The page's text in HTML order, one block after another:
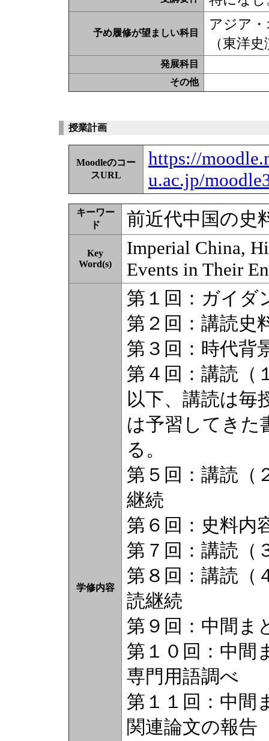
予め履修が望ましい科目
アジア
（東洋
発展科目
その他
授業計画
Moodleのコー
スURL
https://
u.ac.jp/
キーワー
ド
前近代中国の史
Key
Word(s)
Imperial China,
Events in Their
学修内容
第１回：ガイダ
第２回：講読史
第３回：時代背
第４回：講読（
以下、講読は毎
は予習してきた
る。
第５回：講読（
継続
第６回：史料内
第７回：講読（
第８回：講読（
読継続
第９回：中間ま
第１０回：中間
専門用語調べ
第１１回：中間
関連論文の報告